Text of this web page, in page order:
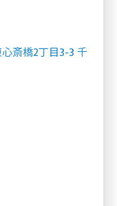
斎橋2丁目3-3 千